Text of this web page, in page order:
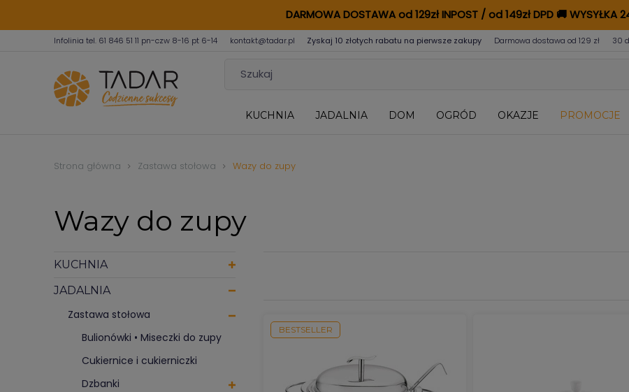
DARMOWA DOSTAWA od 129zł INPOST / od 149zł DPD🚚WYSYŁKA
Infolinia tel. 61 846 51 11 pn-czw 8-16 pt 6-14 kontakt@tadar.pl Zyskaj 10 złotych rabatu na pierwsze zakupy Darmowa dostawa od 129 zł 30
KUCHNIA JADALNIA DOM OGRÓD OKAZJE PROMOCJE
Strona główna Zastawa stołowa Wazy do zupy
Wazy do zupy
KUCHNIA
JADALNIA
Zastawa stołowa
Bulionówki • Miseczki do zupy
Cukiernice i cukierniczki
Dzbanki
BESTSELLER